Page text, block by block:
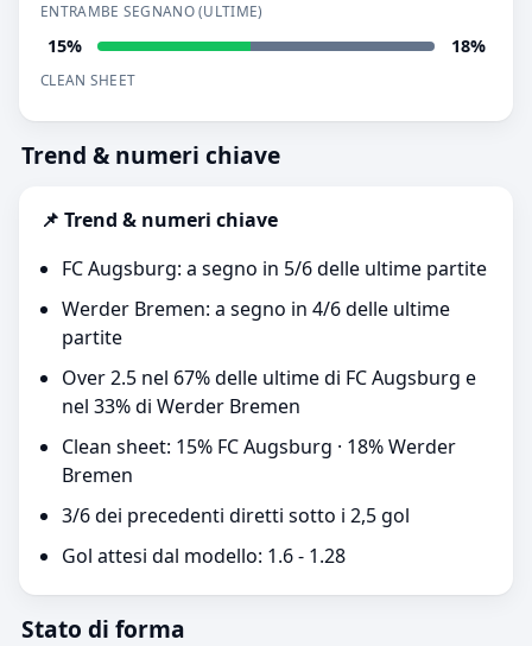
ENTRAMBE SEGNANO (ULTIME)
15% 18%
CLEAN SHEET
Trend & numeri chiave
📌 Trend & numeri chiave
FC Augsburg: a segno in 5/6 delle ultime partite
Werder Bremen: a segno in 4/6 delle ultime
partite
Over 2.5 nel 67% delle ultime di FC Augsburg e
nel 33% di Werder Bremen
Clean sheet: 15% FC Augsburg · 18% Werder
Bremen
3/6 dei precedenti diretti sotto i 2,5 gol
Gol attesi dal modello: 1.6 - 1.28
Stato di forma